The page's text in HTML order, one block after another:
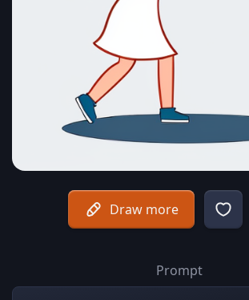
Draw more
Prompt